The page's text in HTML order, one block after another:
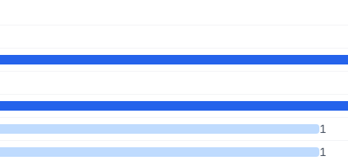
por mês, somando os últimos 6 anos
1
1